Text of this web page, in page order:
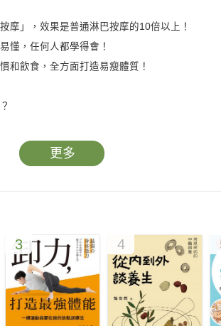
摩」，效果是普通淋巴按摩的10倍以上！
懂，任何人都學得會！
和飲食，全方面打造易瘦體質！
腹部很硬
大便都是羊便便
乾燥
更多
3 4